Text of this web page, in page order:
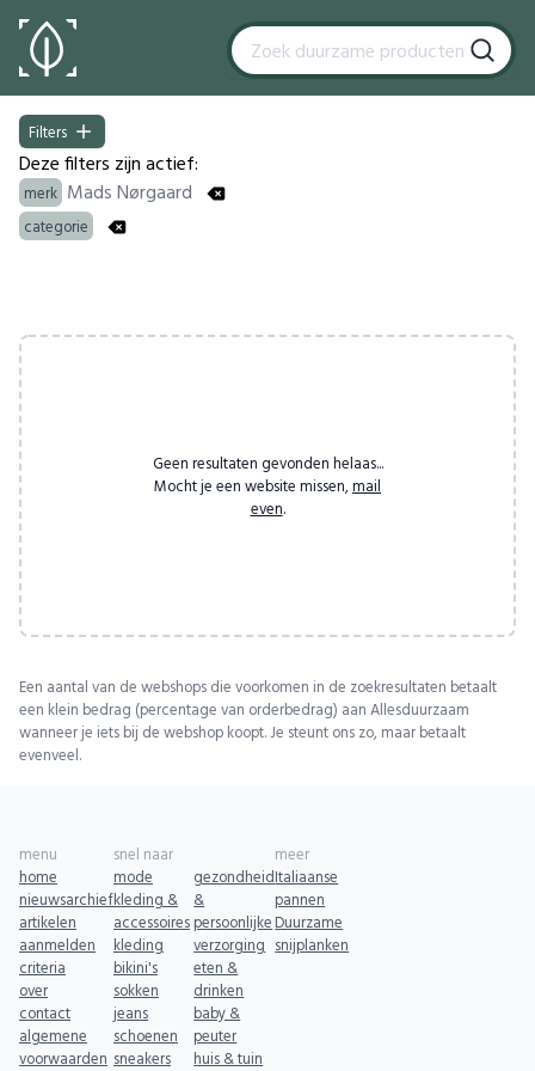
Filters
Filters
Deze filters zijn actief:
merk Mads Nørgaard
categorie
Geen resultaten gevonden helaas...
Mocht je een website missen, mail
even.
Een aantal van de webshops die voorkomen in de zoekresultaten betaalt
een klein bedrag (percentage van orderbedrag) aan Allesduurzaam
wanneer je iets bij de webshop koopt. Je steunt ons zo, maar betaalt
evenveel.
menu
home
nieuwsarchief
artikelen
aanmelden
criteria
over
contact
algemene
voorwaarden
snel naar
mode
kleding &
accessoires
kleding
bikini's
sokken
jeans
schoenen
sneakers
gezondheid
&
persoonlijke
verzorging
eten &
drinken
baby &
peuter
huis & tuin
meer
Italiaanse
pannen
Duurzame
snijplanken